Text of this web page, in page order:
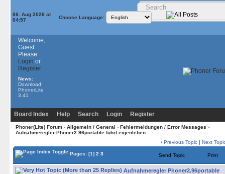
06. Aug 2026 at
04:57
Choose Language:
Welcome,
Guest.
Please
Login or
Register
News:
Download
PhonerLite
3.41
Board Index Help Search Login Register
Phoner(Lite) Forum› Allgemein / General › Fehlermeldungen / Error Messages ›
Aufnahmeregler Phoner2.96portable führt eigenleben
‹ Previous Topic | Next
Pages: [1] 2 3 Send Topic Print
Aufnahmeregler Phoner2.96portable